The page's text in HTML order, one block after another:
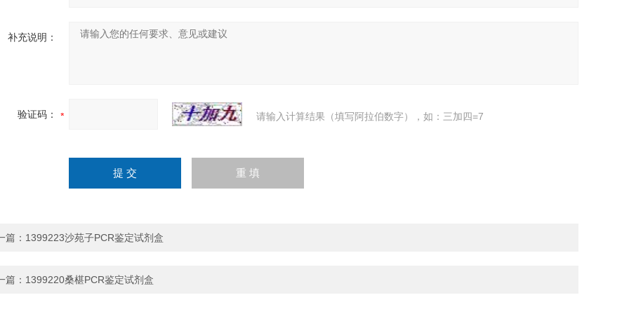
补充说明：
验证码： 请输入计算结果（填写阿拉伯数字），如：三加四=7
篇： 1399223沙苑子PCR鉴定试剂盒
篇： 1399220桑椹PCR鉴定试剂盒